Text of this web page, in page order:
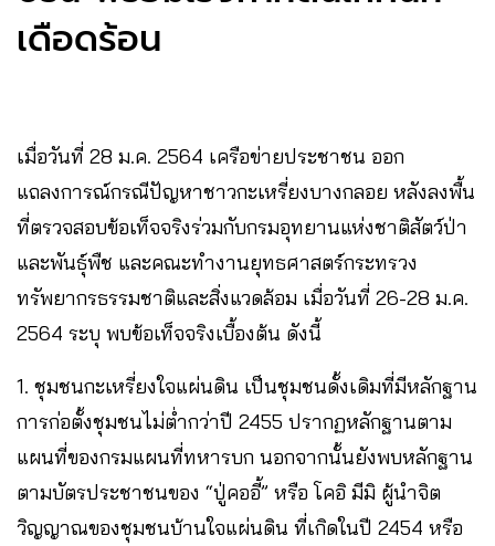
เดือดร้อน
เมื่อวันที่ 28 ม.ค. 2564 เครือข่ายประชาชน ออก
แถลงการณ์กรณีปัญหาชาวกะเหรี่ยงบางกลอย หลังลงพื้น
ที่ตรวจสอบข้อเท็จจริงร่วมกับกรมอุทยานแห่งชาติสัตว์ป่า
และพันธุ์พืช และคณะทำงานยุทธศาสตร์กระทรวง
ทรัพยากรธรรมชาติและสิ่งแวดล้อม เมื่อวันที่ 26-28 ม.ค.
2564 ระบุ พบข้อเท็จจริงเบื้องต้น ดังนี้
1. ชุมชนกะเหรี่ยงใจแผ่นดิน เป็นชุมชนดั้งเดิมที่มีหลักฐาน
การก่อตั้งชุมชนไม่ต่ำกว่าปี 2455 ปรากฏหลักฐานตาม
แผนที่ของกรมแผนที่ทหารบก นอกจากนั้นยังพบหลักฐาน
ตามบัตรประชาชนของ “ปู่คออี้” หรือ โคอิ มีมิ ผู้นำจิต
วิญญาณของชุมชนบ้านใจแผ่นดิน ที่เกิดในปี 2454 หรือ